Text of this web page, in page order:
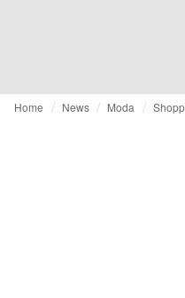
Home News Moda